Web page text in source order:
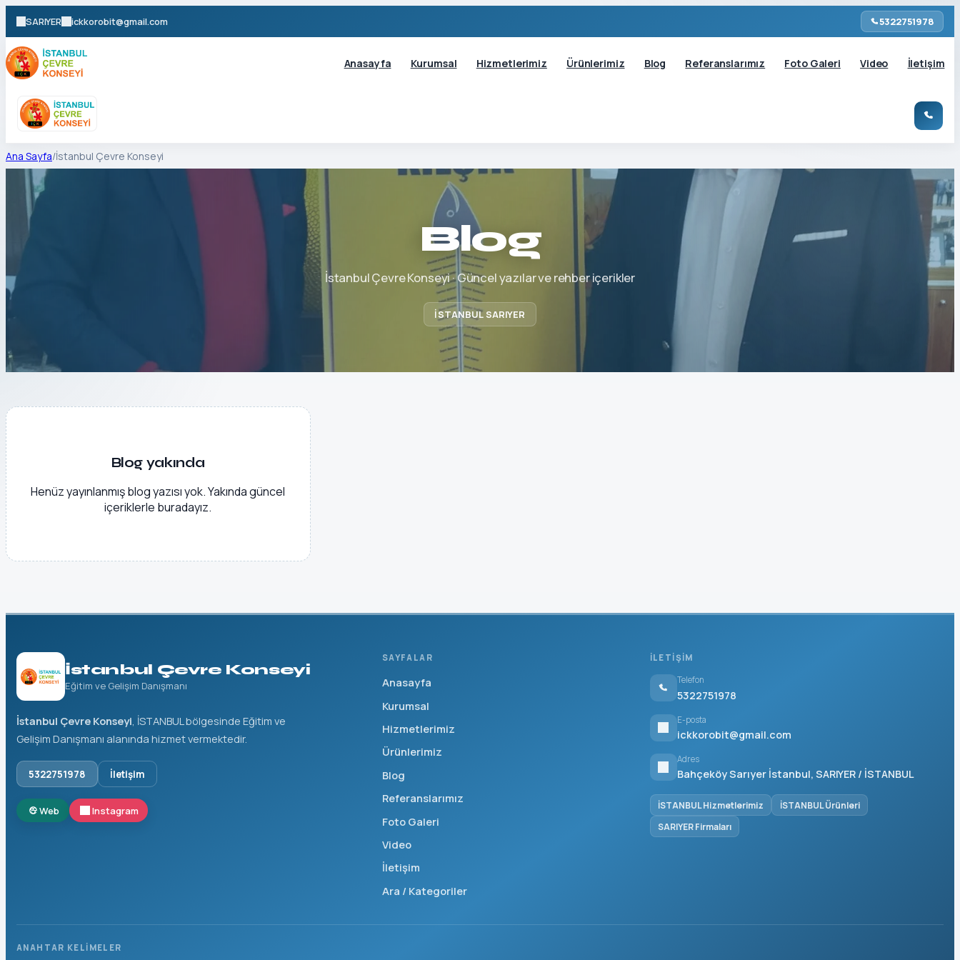
SARIYER ickkorobit@gmail.com 5322751978
Anasayfa Kurumsal Hizmetlerimiz Ürünlerimiz Blog Referanslarımız Foto Galeri Video İletişim
Ana Sayfa/İstanbul Çevre Konseyi
Blog
İstanbul Çevre Konseyi · Güncel yazılar ve rehber içerikler
İSTANBUL SARIYER
Blog yakında
Henüz yayınlanmış blog yazısı yok. Yakında güncel
içeriklerle buradayız.
İstanbul Çevre Konseyi
Eğitim ve Gelişim Danışmanı
İstanbul Çevre Konseyi, İSTANBUL bölgesinde Eğitim ve
Gelişim Danışmanı alanında hizmet vermektedir.
5322751978 İletişim
Web Instagram
SAYFALAR
Anasayfa
Kurumsal
Hizmetlerimiz
Ürünlerimiz
Blog
Referanslarımız
Foto Galeri
Video
İletişim
Ara / Kategoriler
İLETIŞIM
Telefon
5322751978
E-posta
ickkorobit@gmail.com
Adres
Bahçeköy Sarıyer İstanbul, SARIYER / İSTANBUL
İSTANBUL Hizmetlerimiz
İSTANBUL Ürünleri
SARIYER Firmaları
ANAHTAR KELIMELER